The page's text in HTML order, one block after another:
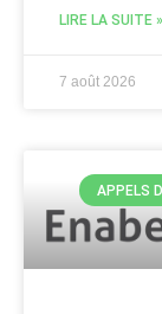
LIRE LA SUITE »
7 août 2026
APPELS